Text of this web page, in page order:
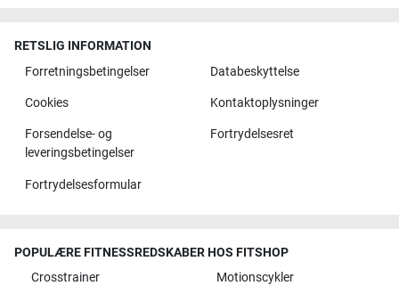
RETSLIG INFORMATION
Forretningsbetingelser
Databeskyttelse
Cookies Kontaktoplysninger
Forsendelse- og
leveringsbetingelser
Fortrydelsesret
Fortrydelsesformular
POPULÆRE FITNESSREDSKABER HOS FITSHOP
Crosstrainer
Motionscykler